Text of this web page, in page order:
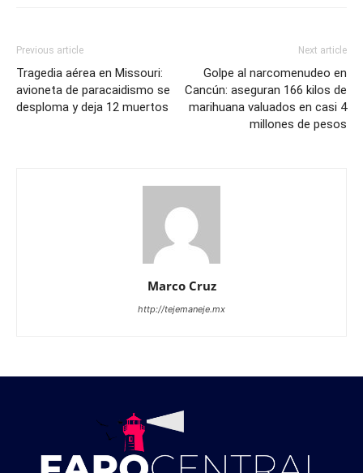
Previous article
Tragedia aérea en Missouri:
avioneta de paracaidismo se
desploma y deja 12 muertos
Next article
Golpe al narcomenudeo en
Cancún: aseguran 166 kilos de
marihuana valuados en casi 4
millones de pesos
Marco Cruz
http://tejemaneje.mx